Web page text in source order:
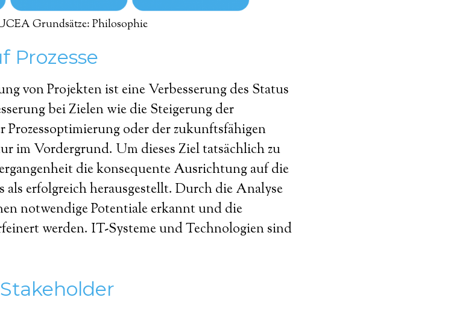
Grundsätze: Philosophie
Prozesse
von Projekten ist eine Verbesserung des Status
bei Zielen wie die Steigerung der
Prozessoptimierung oder der zukunftsfähigen
im Vordergrund. Um dieses Ziel tatsächlich zu
die konsequente Ausrichtung auf die
als erfolgreich herausgestellt. Durch die Analyse
notwendige Potentiale erkannt und die
werden. IT-Systeme und Technologien sind